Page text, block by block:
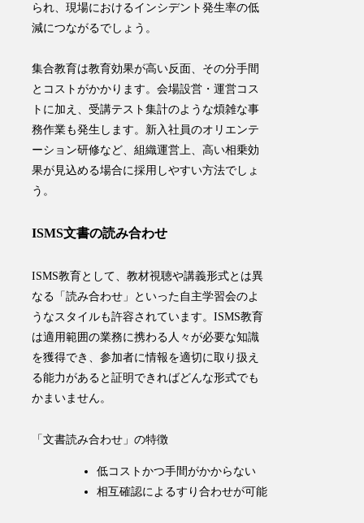
られ、現場におけるインシデント発生率の低
減につながるでしょう。
集合教育は教育効果が高い反面、その分手間
とコストがかかります。会場設営・運営コス
トに加え、受講テスト集計のような煩雑な事
務作業も発生します。新入社員のオリエンテ
ーション研修など、組織運営上、高い相乗効
果が見込める場合に採用しやすい方法でしょ
う。
ISMS文書の読み合わせ
ISMS教育として、教材視聴や講義形式とは異
なる「読み合わせ」といった自主学習会のよ
うなスタイルも許容されています。ISMS教育
は適用範囲の業務に携わる人々が必要な知識
を獲得でき、参加者に情報を適切に取り扱え
る能力があると証明できればどんな形式でも
かまいません。
「文書読み合わせ」の特徴
低コストかつ手間がかからない
相互確認によるすり合わせが可能